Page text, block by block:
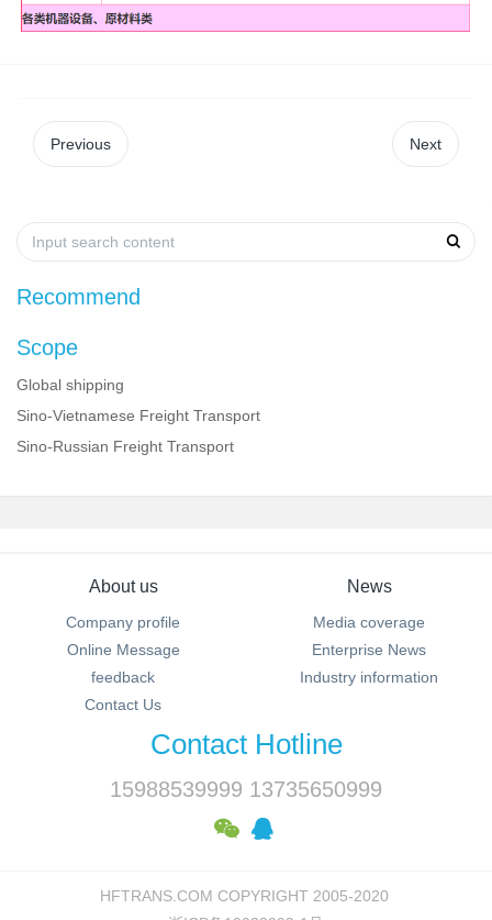
Previous Next
Recommend
Scope
Global shipping
Sino-Vietnamese Freight Transport
Sino-Russian Freight Transport
About us
Company profile
Online Message
feedback
Contact Us
News
Media coverage
Enterprise News
Industry information
Contact Hotline
15988539999 13735650999
HFTRANS.COM COPYRIGHT 2005-2020